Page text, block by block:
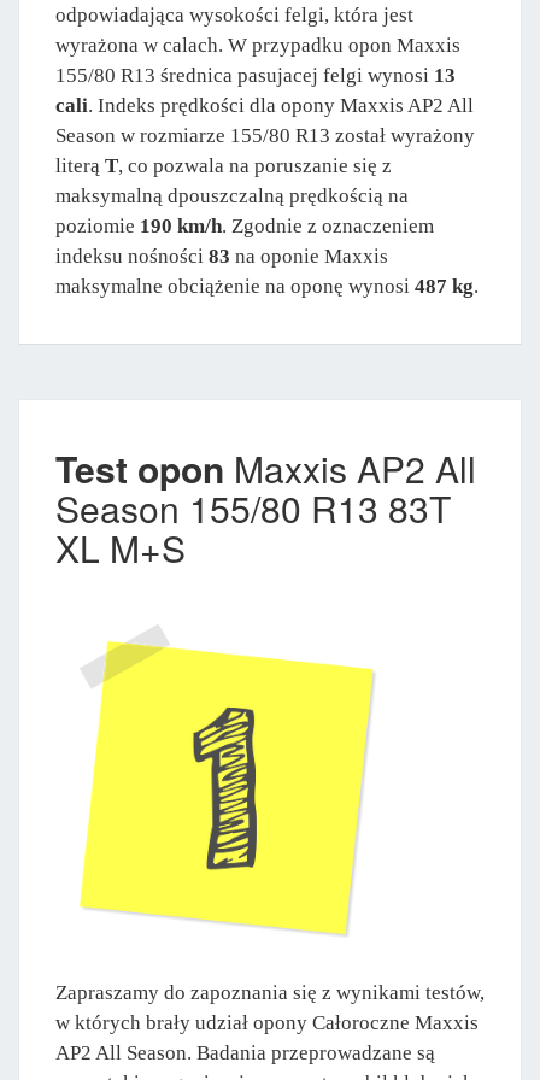
odpowiadająca wysokości felgi, która jest
wyrażona w calach. W przypadku opon Maxxis
155/80 R13 średnica pasujacej felgi wynosi 13
cali. Indeks prędkości dla opony Maxxis AP2 All
Season w rozmiarze 155/80 R13 został wyrażony
literą T, co pozwala na poruszanie się z
maksymalną dpouszczalną prędkością na
poziomie 190 km/h. Zgodnie z oznaczeniem
indeksu nośności 83 na oponie Maxxis
maksymalne obciążenie na oponę wynosi 487 kg.
Test opon Maxxis AP2 All
Season 155/80 R13 83T
XL M+S
Zapraszamy do zapoznania się z wynikami testów,
w których brały udział opony Całoroczne Maxxis
AP2 All Season. Badania przeprowadzane są